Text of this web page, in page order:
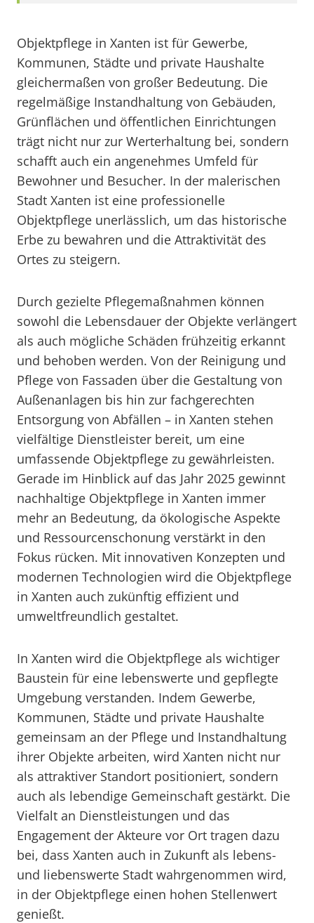
Objektpflege in Xanten ist für Gewerbe,
Kommunen, Städte und private Haushalte
gleichermaßen von großer Bedeutung. Die
regelmäßige Instandhaltung von Gebäuden,
Grünflächen und öffentlichen Einrichtungen
trägt nicht nur zur Werterhaltung bei, sondern
schafft auch ein angenehmes Umfeld für
Bewohner und Besucher. In der malerischen
Stadt Xanten ist eine professionelle
Objektpflege unerlässlich, um das historische
Erbe zu bewahren und die Attraktivität des
Ortes zu steigern.
Durch gezielte Pflegemaßnahmen können
sowohl die Lebensdauer der Objekte verlängert
als auch mögliche Schäden frühzeitig erkannt
und behoben werden. Von der Reinigung und
Pflege von Fassaden über die Gestaltung von
Außenanlagen bis hin zur fachgerechten
Entsorgung von Abfällen – in Xanten stehen
vielfältige Dienstleister bereit, um eine
umfassende Objektpflege zu gewährleisten.
Gerade im Hinblick auf das Jahr 2025 gewinnt
nachhaltige Objektpflege in Xanten immer
mehr an Bedeutung, da ökologische Aspekte
und Ressourcenschonung verstärkt in den
Fokus rücken. Mit innovativen Konzepten und
modernen Technologien wird die Objektpflege
in Xanten auch zukünftig effizient und
umweltfreundlich gestaltet.
In Xanten wird die Objektpflege als wichtiger
Baustein für eine lebenswerte und gepflegte
Umgebung verstanden. Indem Gewerbe,
Kommunen, Städte und private Haushalte
gemeinsam an der Pflege und Instandhaltung
ihrer Objekte arbeiten, wird Xanten nicht nur
als attraktiver Standort positioniert, sondern
auch als lebendige Gemeinschaft gestärkt. Die
Vielfalt an Dienstleistungen und das
Engagement der Akteure vor Ort tragen dazu
bei, dass Xanten auch in Zukunft als lebens-
und liebenswerte Stadt wahrgenommen wird,
in der Objektpflege einen hohen Stellenwert
genießt.